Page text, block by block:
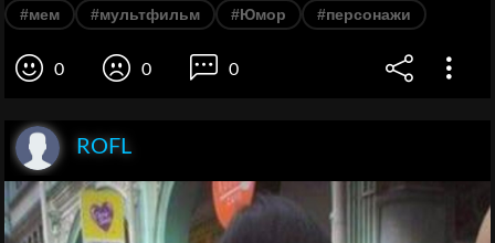
#мем #мультфильм #Юмор #персонажи
0 0 0
ROFL